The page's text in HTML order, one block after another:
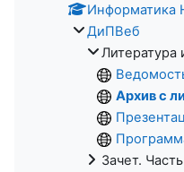
Информатика
ДиПВеб
Литература
Архив с
Зачет. Часть